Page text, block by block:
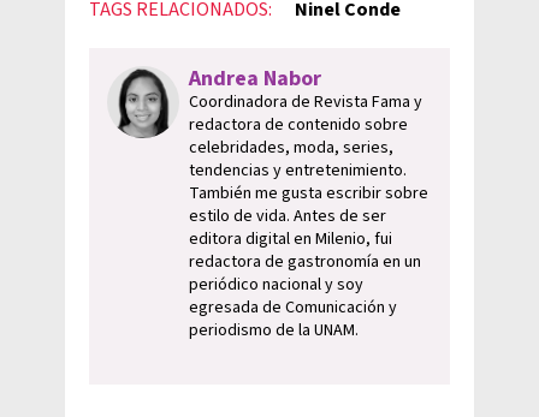
TAGS RELACIONADOS: Ninel Conde
Andrea Nabor
Coordinadora de Revista Fama y
redactora de contenido sobre
celebridades, moda, series,
tendencias y entretenimiento.
También me gusta escribir sobre
estilo de vida. Antes de ser
editora digital en Milenio, fui
redactora de gastronomía en un
periódico nacional y soy
egresada de Comunicación y
periodismo de la UNAM.